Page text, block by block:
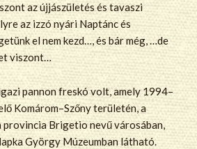
az újjászületés és tavaszi
az izzó nyári Naptánc és
el nem kezd…, és bár még, …de
viszont…
pannon freskó volt, amely 1994–
Komárom–Szőny területén, a
provincia Brigetio nevű városában,
György Múzeumban látható.